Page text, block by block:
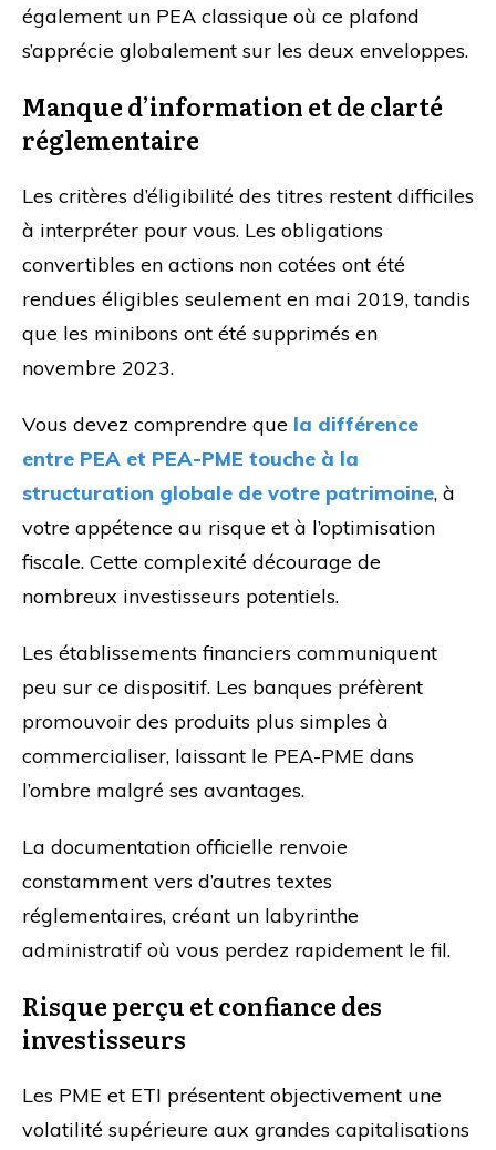
également un PEA classique où ce plafond
s’apprécie globalement sur les deux enveloppes.
Manque d’information et de clarté
réglementaire
Les critères d’éligibilité des titres restent difficiles
à interpréter pour vous. Les obligations
convertibles en actions non cotées ont été
rendues éligibles seulement en mai 2019, tandis
que les minibons ont été supprimés en
novembre 2023.
Vous devez comprendre que la différence
entre PEA et PEA-PME touche à la
structuration globale de votre patrimoine, à
votre appétence au risque et à l’optimisation
fiscale. Cette complexité décourage de
nombreux investisseurs potentiels.
Les établissements financiers communiquent
peu sur ce dispositif. Les banques préfèrent
promouvoir des produits plus simples à
commercialiser, laissant le PEA-PME dans
l’ombre malgré ses avantages.
La documentation officielle renvoie
constamment vers d’autres textes
réglementaires, créant un labyrinthe
administratif où vous perdez rapidement le fil.
Risque perçu et confiance des
investisseurs
Les PME et ETI présentent objectivement une
volatilité supérieure aux grandes capitalisations